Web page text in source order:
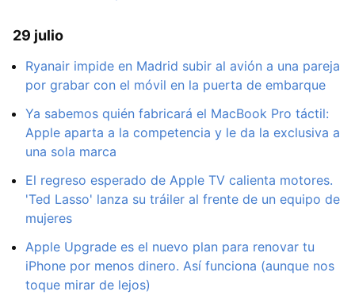
29 julio
Ryanair impide en Madrid subir al avión a una pareja
por grabar con el móvil en la puerta de embarque
Ya sabemos quién fabricará el MacBook Pro táctil:
Apple aparta a la competencia y le da la exclusiva a
una sola marca
El regreso esperado de Apple TV calienta motores.
'Ted Lasso' lanza su tráiler al frente de un equipo de
mujeres
Apple Upgrade es el nuevo plan para renovar tu
iPhone por menos dinero. Así funciona (aunque nos
toque mirar de lejos)